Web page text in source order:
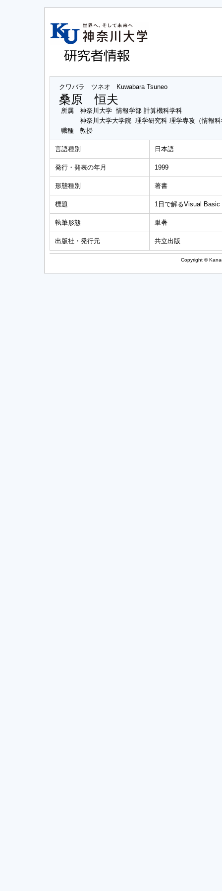
クワバラ ツネオ Kuwabara Tsuneo
桑原 恒夫
所属
神奈川大学 情報学部 計算機科学科
神奈川大学大学院 理学研究科 理学専攻（情報
職種
教授
言語種別 日本語
発行・発表の年月 1999
形態種別 著書
標題 1日で解るVisual Basic
執筆形態 単著
出版社・発行元 共立出版
Copyright ©